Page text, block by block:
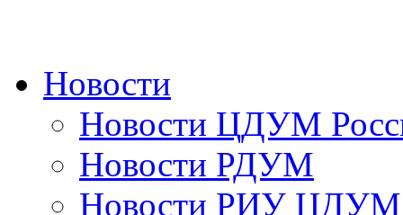
Новости
Новости ЦДУМ
Новости РДУМ
Новости РИУ ЦДУМ